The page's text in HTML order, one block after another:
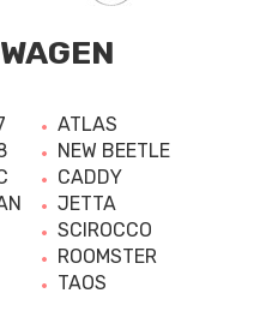
ATLAS
NEW BEETLE
CADDY
JETTA
SCIROCCO
ROOMSTER
TAOS